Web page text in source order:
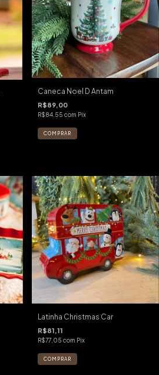
Caneca Noel D Antam
R$89,00
R$84,55 com Pix
Latinha Christmas Car
R$81,11
R$77,05 com Pix